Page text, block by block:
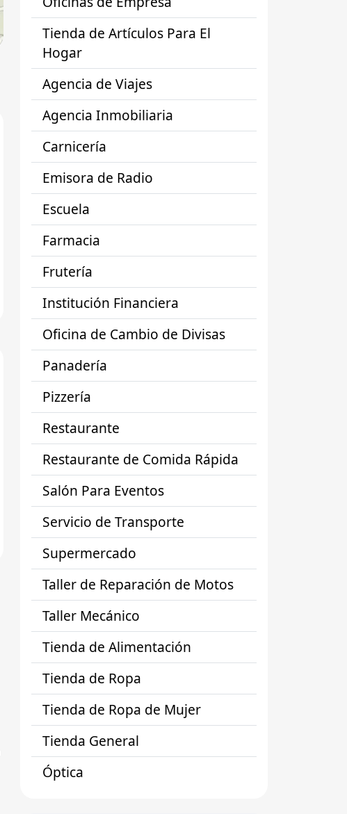
Tienda de Artículos Para El
Hogar
Agencia de Viajes
Agencia Inmobiliaria
Carnicería
Emisora de Radio
Escuela
Farmacia
Frutería
Institución Financiera
Oficina de Cambio de Divisas
Panadería
Pizzería
Restaurante
Restaurante de Comida Rápida
Salón Para Eventos
Servicio de Transporte
Supermercado
Taller de Reparación de Motos
Taller Mecánico
Tienda de Alimentación
Tienda de Ropa
Tienda de Ropa de Mujer
Tienda General
Óptica